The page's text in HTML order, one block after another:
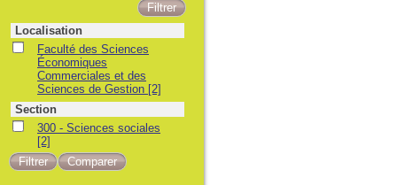
Localisation
Faculté des Sciences
Économiques
Commerciales et des
Sciences de Gestion [2]
Section
300 - Sciences sociales
[2]